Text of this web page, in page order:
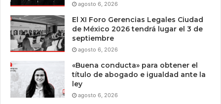
agosto 6, 2026
El XI Foro Gerencias Legales Ciudad
de México 2026 tendrá lugar el 3 de
septiembre
agosto 6, 2026
«Buena conducta» para obtener el
título de abogado e igualdad ante la
ley
agosto 6, 2026